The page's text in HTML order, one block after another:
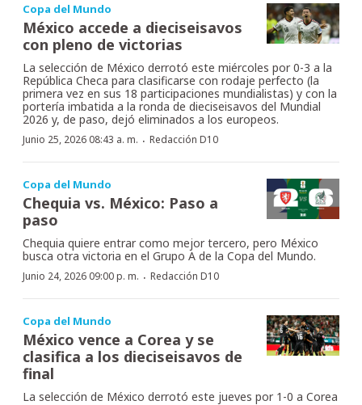
Copa del Mundo
México accede a dieciseisavos
con pleno de victorias
La selección de México derrotó este miércoles por 0-3 a la
República Checa para clasificarse con rodaje perfecto (la
primera vez en sus 18 participaciones mundialistas) y con la
portería imbatida a la ronda de dieciseisavos del Mundial
2026 y, de paso, dejó eliminados a los europeos.
Junio 25, 2026 08:43 a. m. · Redacción D10
Copa del Mundo
Chequia vs. México: Paso a
paso
Chequia quiere entrar como mejor tercero, pero México
busca otra victoria en el Grupo A de la Copa del Mundo.
Junio 24, 2026 09:00 p. m. · Redacción D10
Copa del Mundo
México vence a Corea y se
clasifica a los dieciseisavos de
final
La selección de México derrotó este jueves por 1-0 a Corea